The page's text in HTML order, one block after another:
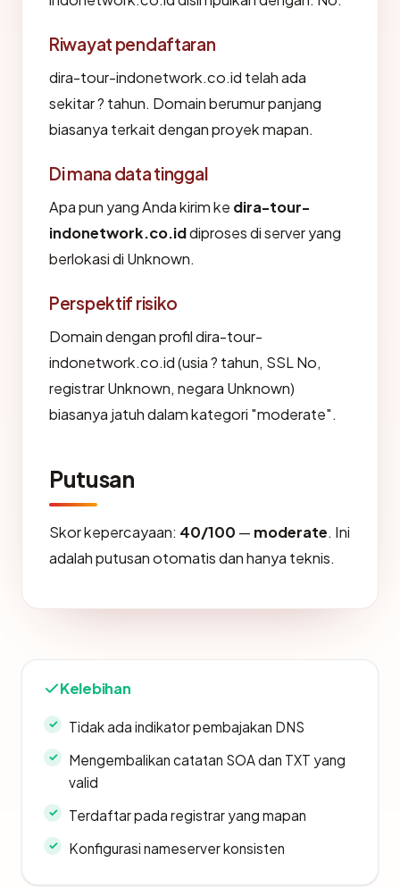
Riwayat pendaftaran
dira-tour-indonetwork.co.id telah ada
sekitar ? tahun. Domain berumur panjang
biasanya terkait dengan proyek mapan.
Di mana data tinggal
Apa pun yang Anda kirim ke dira-tour-
indonetwork.co.iddiproses di server yang
berlokasi di Unknown.
Perspektif risiko
Domain dengan profil dira-tour-
indonetwork.co.id (usia ? tahun, SSL No,
registrar Unknown, negara Unknown)
biasanya jatuh dalam kategori "moderate".
Putusan
Skor kepercayaan: 40/100 — moderate. Ini
adalah putusan otomatis dan hanya teknis.
Kelebihan
Tidak ada indikator pembajakan DNS
Mengembalikan catatan SOA dan TXT yang
valid
Terdaftar pada registrar yang mapan
Konfigurasi nameserver konsisten